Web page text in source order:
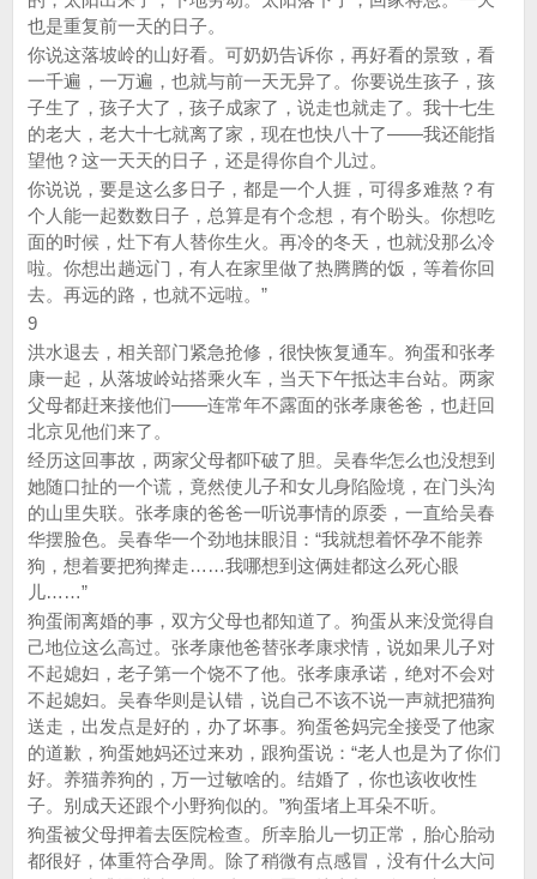
也是重复前一天的日子。
你说这落坡岭的山好看。可奶奶告诉你，再好看的景致，看
一千遍，一万遍，也就与前一天无异了。你要说生孩子，孩
子生了，孩子大了，孩子成家了，说走也就走了。我十七生
的老大，老大十七就离了家，现在也快八十了——我还能指
望他？这一天天的日子，还是得你自个儿过。
你说说，要是这么多日子，都是一个人捱，可得多难熬？有
个人能一起数数日子，总算是有个念想，有个盼头。你想吃
面的时候，灶下有人替你生火。再冷的冬天，也就没那么冷
啦。你想出趟远门，有人在家里做了热腾腾的饭，等着你回
去。再远的路，也就不远啦。”
9
洪水退去，相关部门紧急抢修，很快恢复通车。狗蛋和张孝
康一起，从落坡岭站搭乘火车，当天下午抵达丰台站。两家
父母都赶来接他们——连常年不露面的张孝康爸爸，也赶回
北京见他们来了。
经历这回事故，两家父母都吓破了胆。吴春华怎么也没想到
她随口扯的一个谎，竟然使儿子和女儿身陷险境，在门头沟
的山里失联。张孝康的爸爸一听说事情的原委，一直给吴春
华摆脸色。吴春华一个劲地抹眼泪：“我就想着怀孕不能养
狗，想着要把狗撵走……我哪想到这俩娃都这么死心眼
儿……”
狗蛋闹离婚的事，双方父母也都知道了。狗蛋从来没觉得自
己地位这么高过。张孝康他爸替张孝康求情，说如果儿子对
不起媳妇，老子第一个饶不了他。张孝康承诺，绝对不会对
不起媳妇。吴春华则是认错，说自己不该不说一声就把猫狗
送走，出发点是好的，办了坏事。狗蛋爸妈完全接受了他家
的道歉，狗蛋她妈还过来劝，跟狗蛋说：“老人也是为了你们
好。养猫养狗的，万一过敏啥的。结婚了，你也该收收性
子。别成天还跟个小野狗似的。”狗蛋堵上耳朵不听。
狗蛋被父母押着去医院检查。所幸胎儿一切正常，胎心胎动
都很好，体重符合孕周。除了稍微有点感冒，没有什么大问